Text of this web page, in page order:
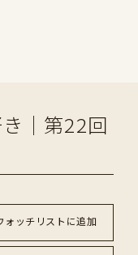
｜第22回
ォッチリストに追加